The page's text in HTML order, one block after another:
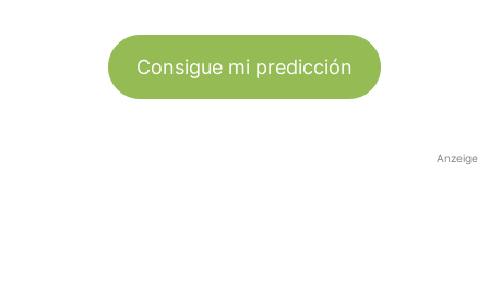
Consigue mi predicción
Anzeige